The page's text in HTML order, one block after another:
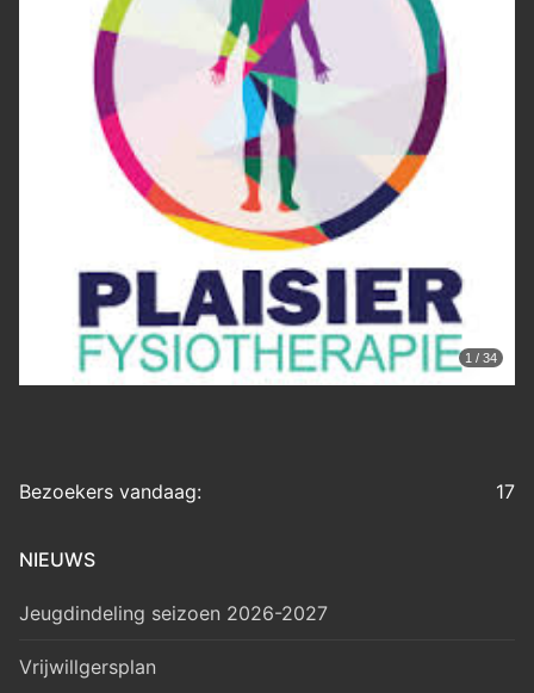
1 / 34
17
Bezoekers vandaag:
NIEUWS
Jeugdindeling seizoen 2026-2027
Vrijwillgersplan